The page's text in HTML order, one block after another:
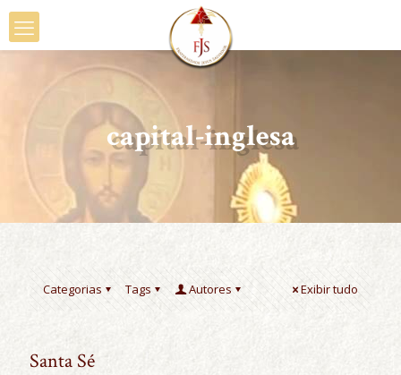
capital-inglesa
Categorias Tags Autores Exibir tudo
Santa Sé